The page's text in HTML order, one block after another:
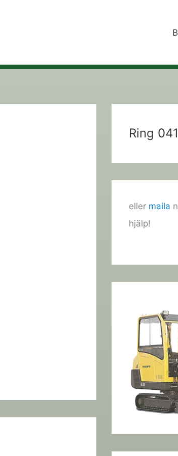
Ring
eller maila
hjälp!